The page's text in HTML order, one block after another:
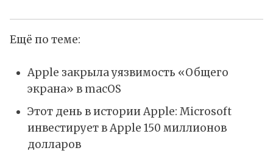
Ещё по теме:
Apple закрыла уязвимость «Общего
экрана» в macOS
Этот день в истории Apple: Microsoft
инвестирует в Apple 150 миллионов
долларов